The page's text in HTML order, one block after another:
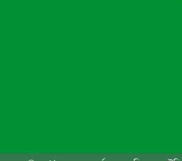
এস আলম গ্রুপ